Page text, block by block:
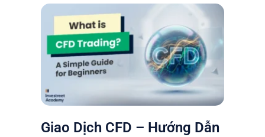
Giao Dịch CFD – Hướng Dẫn